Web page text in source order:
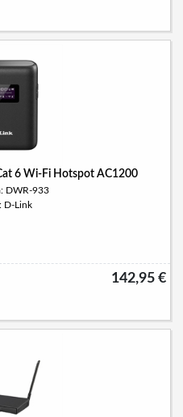
6 Wi-Fi Hotspot AC1200
DWR-933
D-Link
142,95 €